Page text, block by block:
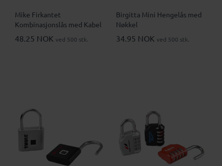
Mike Firkantet
Kombinasjonslås med Kabel
48.25 NOK ved 500 stk.
Birgitta Mini Hengelås med
Nøkkel
34.95 NOK ved 500 stk.